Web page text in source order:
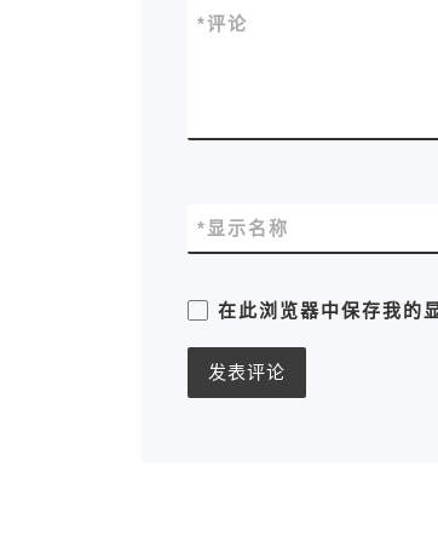
评论
*
显示名称
*
在此浏览器中保存我的